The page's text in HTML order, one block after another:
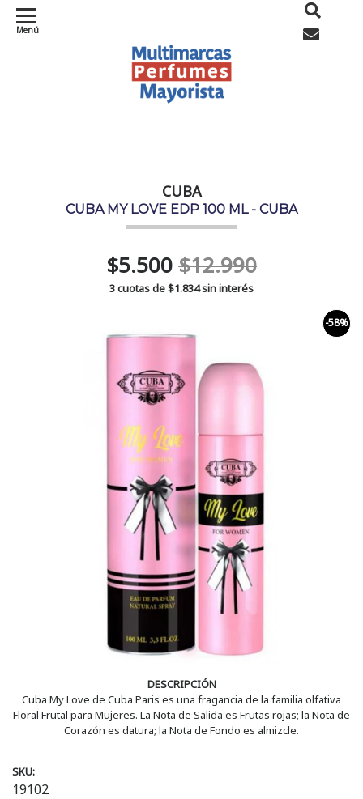
Menú
CUBA
CUBA MY LOVE EDP 100 ML - CUBA
$5.500$12.990
3 cuotas de$1.834sin interés
-58%
DESCRIPCIÓN
Cuba My Love de Cuba Paris es una fragancia de la familia olfativa
Floral Frutal para Mujeres. La Nota de Salida es Frutas rojas; la Nota de
Corazón es datura; la Nota de Fondo es almizcle.
SKU:
19102